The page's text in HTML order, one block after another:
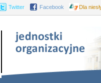
Twitter Facebook Dla